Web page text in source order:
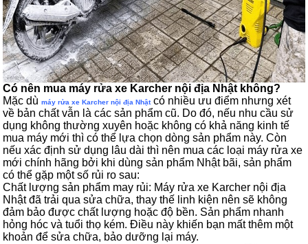
Có nên mua máy rửa xe Karcher nội địa Nhật không?
Mặc dùmáy rửa xe Karcher nội địa Nhậtcó nhiều ưu điểm nhưng xét
về bản chất vẫn là các sản phẩm cũ. Do đó, nếu nhu cầu sử
dụng không thường xuyên hoặc không có khả năng kinh tế
mua máy mới thì có thể lựa chọn dòng sản phẩm này. Còn
nếu xác định sử dụng lâu dài thì nên mua các loại máy rửa xe
mới chính hãng bởi khi dùng sản phẩm Nhật bãi, sản phẩm
có thể gặp một số rủi ro sau:
Chất lượng sản phẩm may rủi: Máy rửa xe Karcher nội địa
Nhật đã trải qua sửa chữa, thay thế linh kiện nên sẽ không
đảm bảo được chất lượng hoặc độ bền. Sản phẩm nhanh
hỏng hóc và tuổi thọ kém. Điều này khiến bạn mất thêm một
khoản để sửa chữa, bảo dưỡng lại máy.